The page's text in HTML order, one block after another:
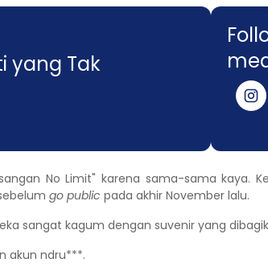
yang Tak
No Limit" karena sama-sama kaya.
go public pada akhir November lalu.
sangat kagum dengan suvenir yang
akun ndru***.